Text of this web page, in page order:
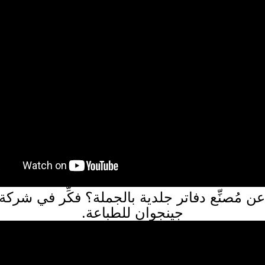
مُصنِّع دفاتر جلدية بالجملة؟ فكِّر في شركة
جينجوان للطباعة.